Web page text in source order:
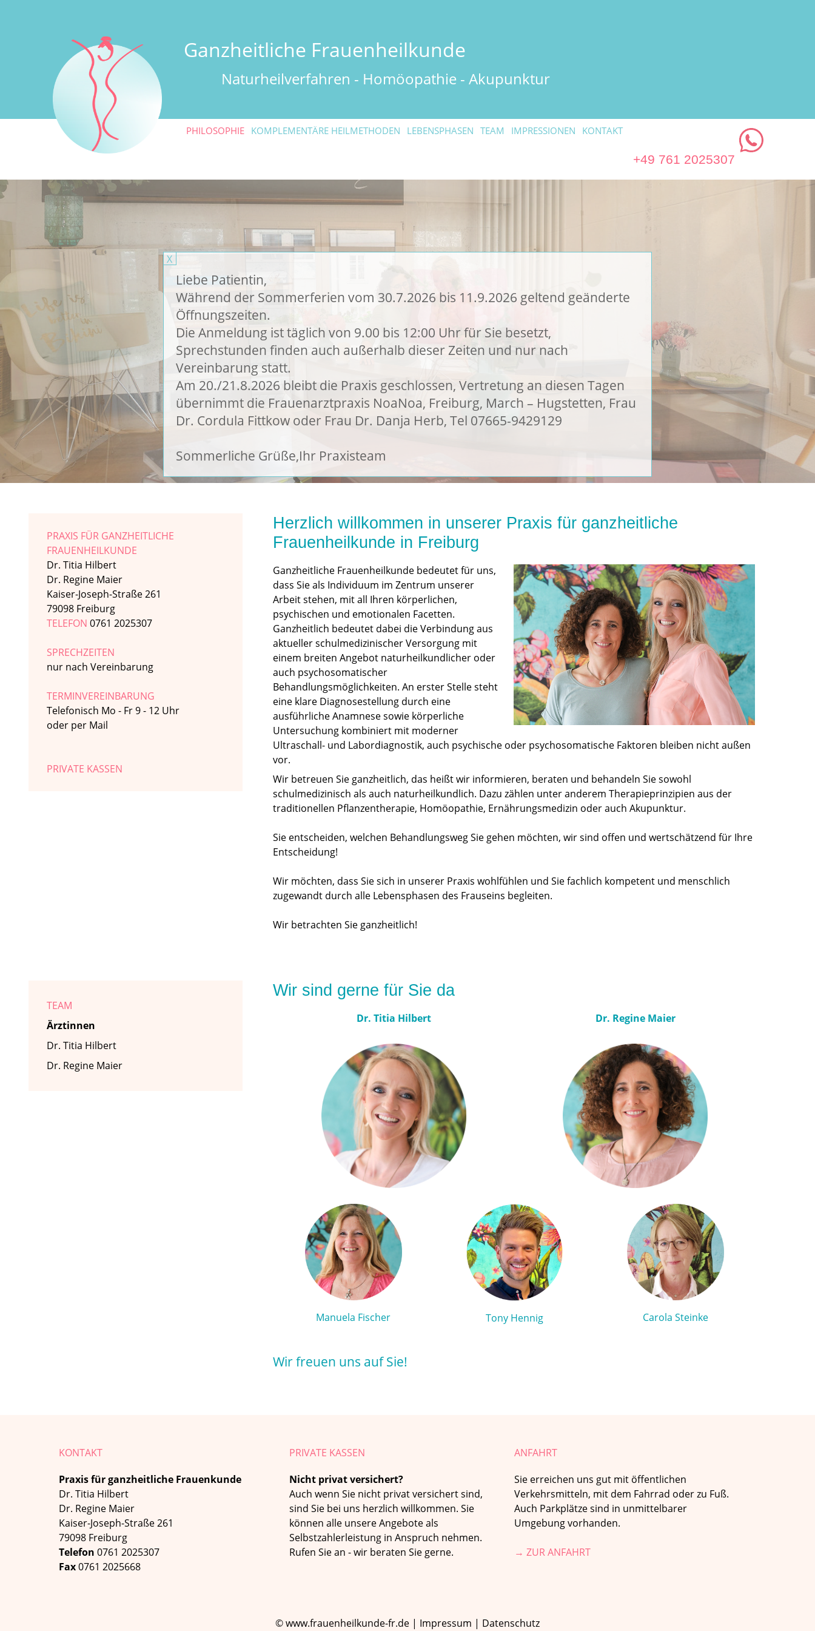
Ganzheitliche Frauenheilkunde
Naturheilverfahren - Homöopathie - Akupunktur
PHILOSOPHIE KOMPLEMENTÄRE HEILMETHODEN LEBENSPHASEN TEAM IMPRESSIONEN KONTAKT
+49 761 2025307
X
Liebe Patientin,
Während der Sommerferien vom 30.7.2026 bis 11.9.2026 geltend geänderte
Öffnungszeiten.
Die Anmeldung ist täglich von 9.00 bis 12:00 Uhr für Sie besetzt,
Sprechstunden finden auch außerhalb dieser Zeiten und nur nach
Vereinbarung statt.
Am 20./21.8.2026 bleibt die Praxis geschlossen, Vertretung an diesen Tagen
übernimmt die Frauenarztpraxis NoaNoa, Freiburg, March – Hugstetten, Frau
Dr. Cordula Fittkow oder Frau Dr. Danja Herb, Tel 07665-9429129
Sommerliche Grüße,Ihr Praxisteam
PRAXIS FÜR GANZHEITLICHE
FRAUENHEILKUNDE
Dr. Titia Hilbert
Dr. Regine Maier
Kaiser-Joseph-Straße 261
79098 Freiburg
TELEFON 0761 2025307
SPRECHZEITEN
nur nach Vereinbarung
TERMINVEREINBARUNG
Telefonisch Mo - Fr 9 - 12 Uhr
oder per Mail
PRIVATE KASSEN
Herzlich willkommen in unserer Praxis für ganzheitliche
Frauenheilkunde in Freiburg
Ganzheitliche Frauenheilkunde bedeutet für uns,
dass Sie als Individuum im Zentrum unserer
Arbeit stehen, mit all Ihren körperlichen,
psychischen und emotionalen Facetten.
Ganzheitlich bedeutet dabei die Verbindung aus
aktueller schulmedizinischer Versorgung mit
einem breiten Angebot naturheilkundlicher oder
auch psychosomatischer
Behandlungsmöglichkeiten. An erster Stelle steht
eine klare Diagnosestellung durch eine
ausführliche Anamnese sowie körperliche
Untersuchung kombiniert mit moderner
Ultraschall- und Labordiagnostik, auch psychische oder psychosomatische Faktoren bleiben nicht außen
vor.
Wir betreuen Sie ganzheitlich, das heißt wir informieren, beraten und behandeln Sie sowohl
schulmedizinisch als auch naturheilkundlich. Dazu zählen unter anderem Therapieprinzipien aus der
traditionellen Pflanzentherapie, Homöopathie, Ernährungsmedizin oder auch Akupunktur.
Sie entscheiden, welchen Behandlungsweg Sie gehen möchten, wir sind offen und wertschätzend für Ihre
Entscheidung!
Wir möchten, dass Sie sich in unserer Praxis wohlfühlen und Sie fachlich kompetent und menschlich
zugewandt durch alle Lebensphasen des Frauseins begleiten.
Wir betrachten Sie ganzheitlich!
TEAM
Ärztinnen
Dr. Titia Hilbert
Dr. Regine Maier
Wir sind gerne für Sie da
Dr. Titia Hilbert Dr. Regine Maier
Manuela Fischer Tony Hennig Carola Steinke
Wir freuen uns auf Sie!
KONTAKT
Praxis für ganzheitliche Frauenkunde
Dr. Titia Hilbert
Dr. Regine Maier
Kaiser-Joseph-Straße 261
79098 Freiburg
Telefon 0761 2025307
Fax0761 2025668
PRIVATE KASSEN
Nicht privat versichert?
Auch wenn Sie nicht privat versichert sind,
sind Sie bei uns herzlich willkommen. Sie
können alle unsere Angebote als
Selbstzahlerleistung in Anspruch nehmen.
Rufen Sie an - wir beraten Sie gerne.
ANFAHRT
Sie erreichen uns gut mit öffentlichen
Verkehrsmitteln, mit dem Fahrrad oder zu Fuß.
Auch Parkplätze sind in unmittelbarer
Umgebung vorhanden.
→ ZUR ANFAHRT
© www.frauenheilkunde-fr.de | Impressum | Datenschutz